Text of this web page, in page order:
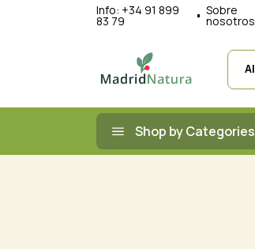
Info: +34 91 899
83 79
Sobre
nosotros
Shop by Categories